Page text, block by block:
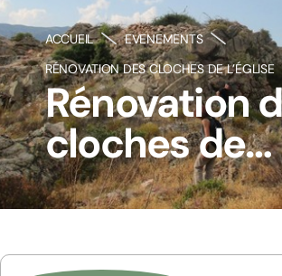
ACCUEIL
EVENEMENTS
RÉNOVATION DES CLOCHES DE L’ÉGLISE
Rénovation
cloches de
l’église